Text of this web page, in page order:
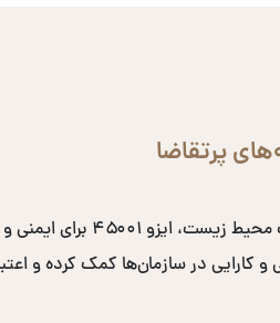
پرتقاضا
در سازمان‌ها کمک کرده و